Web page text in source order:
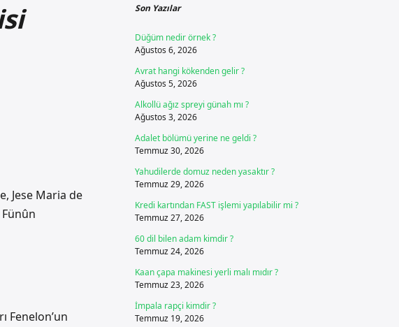
Jese Maria de
Fenelon’un
Son Yazılar
Düğüm nedir örnek ?
Ağustos 6, 2026
Avrat hangi kökenden gelir ?
Ağustos 5, 2026
Alkollü ağız spreyi günah mı ?
Ağustos 3, 2026
Adalet bölümü yerine ne geldi ?
Temmuz 30, 2026
Yahudilerde domuz neden yasaktır ?
Temmuz 29, 2026
Kredi kartından FAST işlemi yapılabilir mi ?
Temmuz 27, 2026
60 dil bilen adam kimdir ?
Temmuz 24, 2026
Kaan çapa makinesi yerli malı mıdır ?
Temmuz 23, 2026
İmpala rapçi kimdir ?
Temmuz 19, 2026